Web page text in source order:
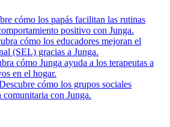
cómo los papás facilitan las rutinas
positivo con Junga.
cómo los educadores mejoran el
(SEL) gracias a Junga.
cómo Junga ayuda a los terapeutas a
en el hogar.
cómo los grupos sociales
con Junga.